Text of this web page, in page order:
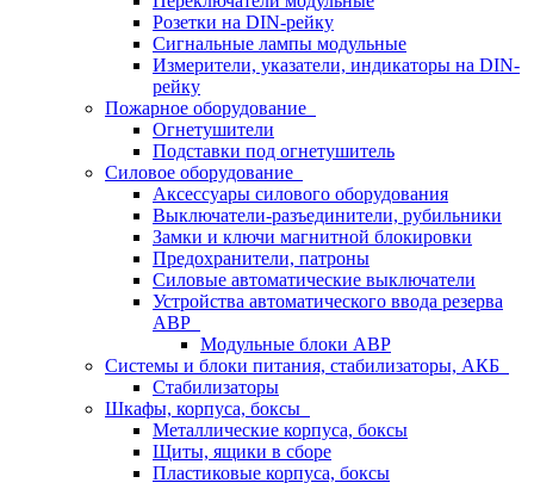
Розетки на DIN-рейку
Сигнальные лампы модульные
Измерители, указатели, индикаторы на DIN-
рейку
Пожарное оборудование
Огнетушители
Подставки под огнетушитель
Силовое оборудование
Аксессуары силового оборудования
Выключатели-разъединители, рубильники
Замки и ключи магнитной блокировки
Предохранители, патроны
Силовые автоматические выключатели
Устройства автоматического ввода резерва
АВР
Модульные блоки АВР
Системы и блоки питания, стабилизаторы, АКБ
Стабилизаторы
Шкафы, корпуса, боксы
Металлические корпуса, боксы
Щиты, ящики в сборе
Пластиковые корпуса, боксы